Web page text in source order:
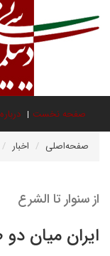
صفحه نخست
صفحه‌اصلی اخبار
از سنوار تا الشرع
ایران میان